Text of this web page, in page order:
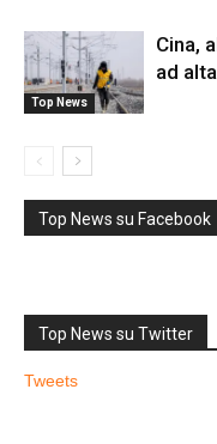
Top News
Cina,
ad
Top News su Facebook
Top News su Twitter
Tweets